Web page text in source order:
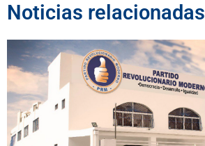
Noticias relacionadas